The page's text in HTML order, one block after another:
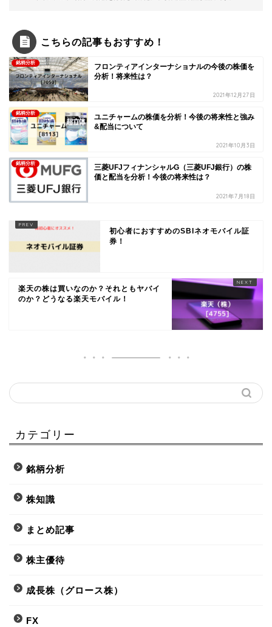
こちらの記事もおすすめ！
銘柄分析
フロンティアインターナショナルの今後の株価を
分析！将来性は？
2021年12月27日
銘柄分析
ユニチャームの株価を分析！今後の将来性と強み
&配当について
2021年10月3日
銘柄分析
三菱UFJフィナンシャルG（三菱UFJ銀行）の株
価と配当を分析！今後の将来性は？
2021年7月18日
初心者におすすめのSBIネオモバイル証
券！
楽天の株は買いなのか？それともヤバイ
のか？どうなる楽天モバイル！
カテゴリー
銘柄分析
株知識
まとめ記事
株主優待
成長株（グロース株）
FX